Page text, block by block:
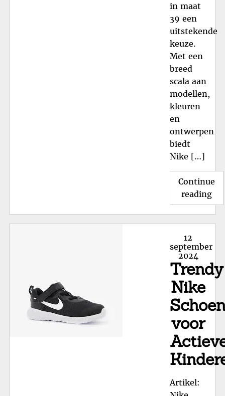
in maat
39 een
uitstekende
keuze.
Met een
breed
scala aan
modellen,
kleuren
en
ontwerpen
biedt
Nike […]
Continue
reading
de
39
Posted
on
12
september
2024
Trendy
Nike
voor
Artikel: